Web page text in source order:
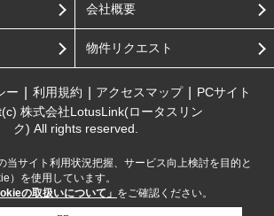
会社概要
物件リクエスト
ー 利用規約 アクセスマップ
PCサイト
株式会社LotusLink(ロータスリン
ク) All rights reserved.
当サイト利用状況把握、サービス向上検討を目的と
）を使用しています。
の取扱いについて」 をご確認ください。